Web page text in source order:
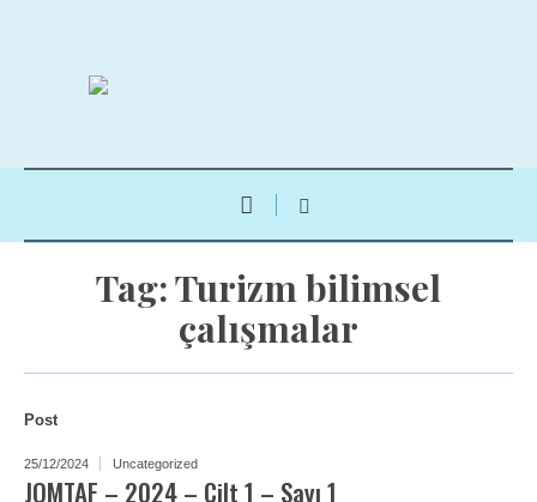
Tag:Turizm bilimsel
çalışmalar
Post
25/12/2024 Uncategorized
JOMTAF – 2024 – Cilt 1 – Sayı 1